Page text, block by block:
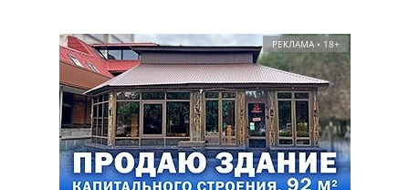
РЕКЛАМА • 18+